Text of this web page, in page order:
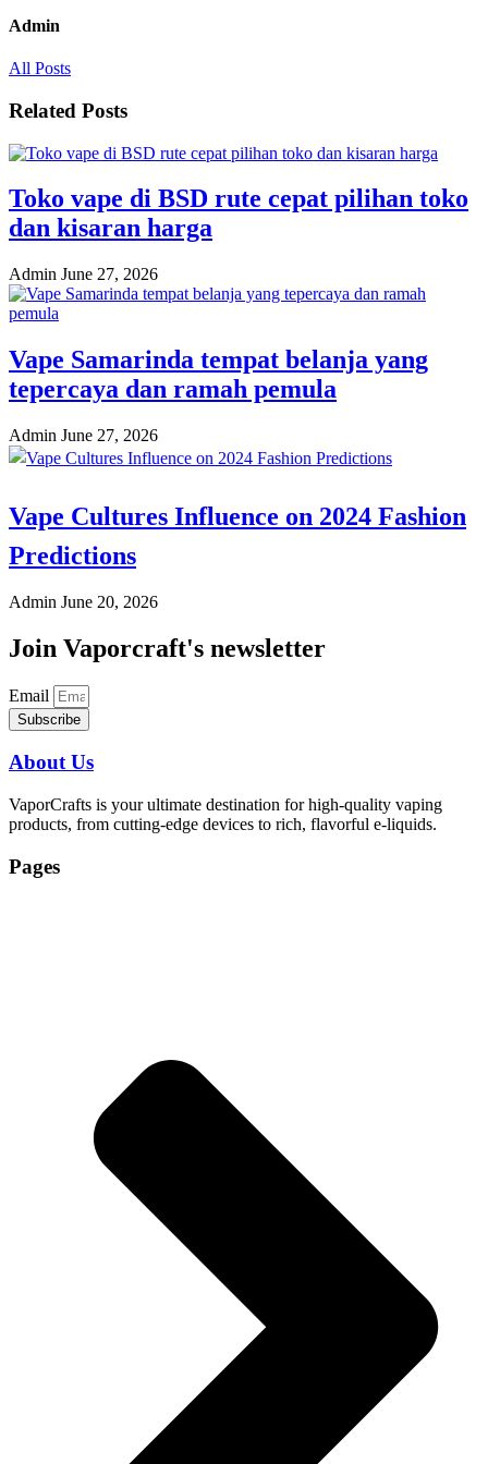
Admin
All Posts
Related Posts
Toko vape di BSD rute cepat pilihan toko
dan kisaran harga
Admin June 27, 2026
Vape Samarinda tempat belanja yang
tepercaya dan ramah pemula
Admin June 27, 2026
Vape Cultures Influence on 2024 Fashion
Predictions
Admin June 20, 2026
Join Vaporcraft's newsletter
Email
Subscribe
About Us
VaporCrafts is your ultimate destination for high-quality vaping
products, from cutting-edge devices to rich, flavorful e-liquids.
Pages